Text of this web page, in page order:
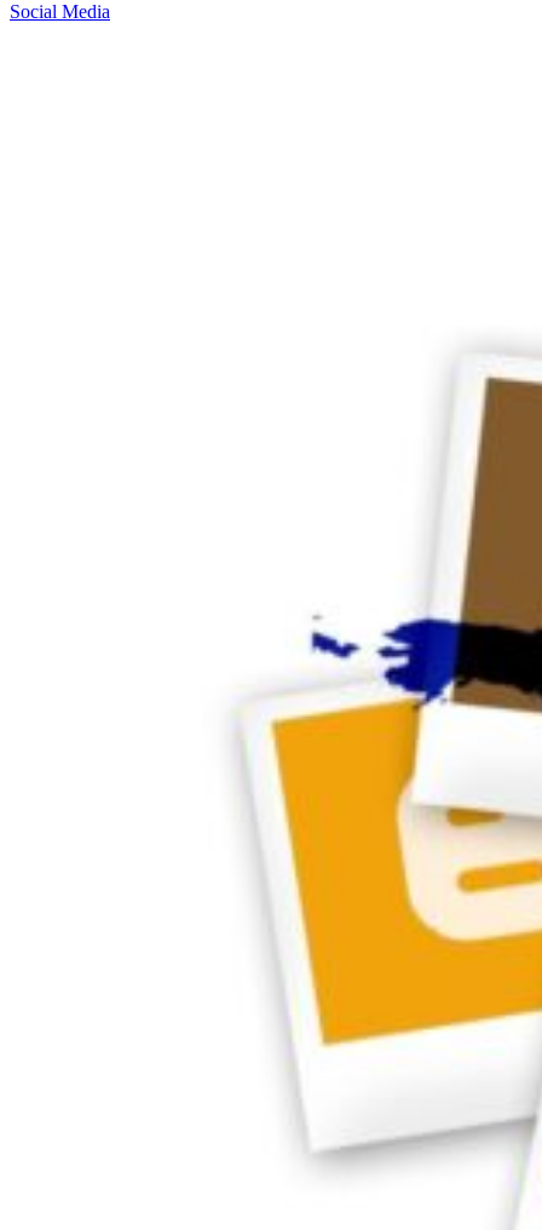
Social Media